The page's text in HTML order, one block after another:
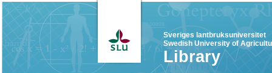
Sveriges lantbruksuniversitet
Swedish University of
Library